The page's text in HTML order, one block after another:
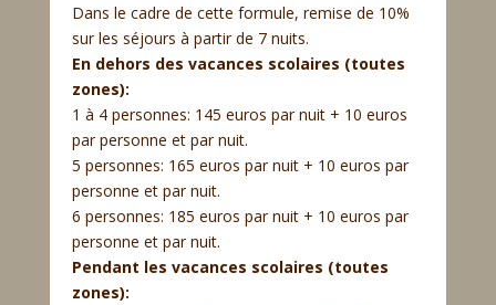
Dans le cadre de cette formule, remise de 10%
sur les séjours à partir de 7 nuits.
En dehors des vacances scolaires (toutes
zones):
1 à 4 personnes: 145 euros par nuit + 10 euros
par personne et par nuit.
5 personnes: 165 euros par nuit + 10 euros par
personne et par nuit.
6 personnes: 185 euros par nuit + 10 euros par
personne et par nuit.
Pendant les vacances scolaires (toutes
zones):